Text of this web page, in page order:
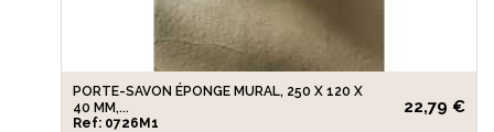
PORTE-SAVON ÉPONGE MURAL, 250 X 120 X
40 MM,...
Ref: 0726M1
22,79 €